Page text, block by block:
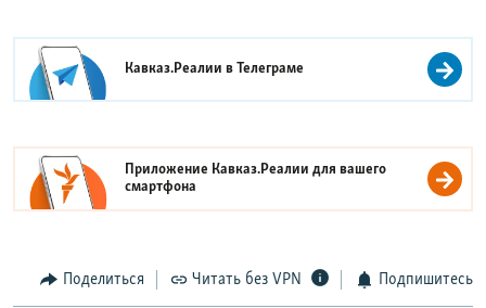
Кавказ.Реалии вТелеграме
Приложение Кавказ.Реалии для вашего
смартфона
Поделиться Читать без VPN Подпишитесь